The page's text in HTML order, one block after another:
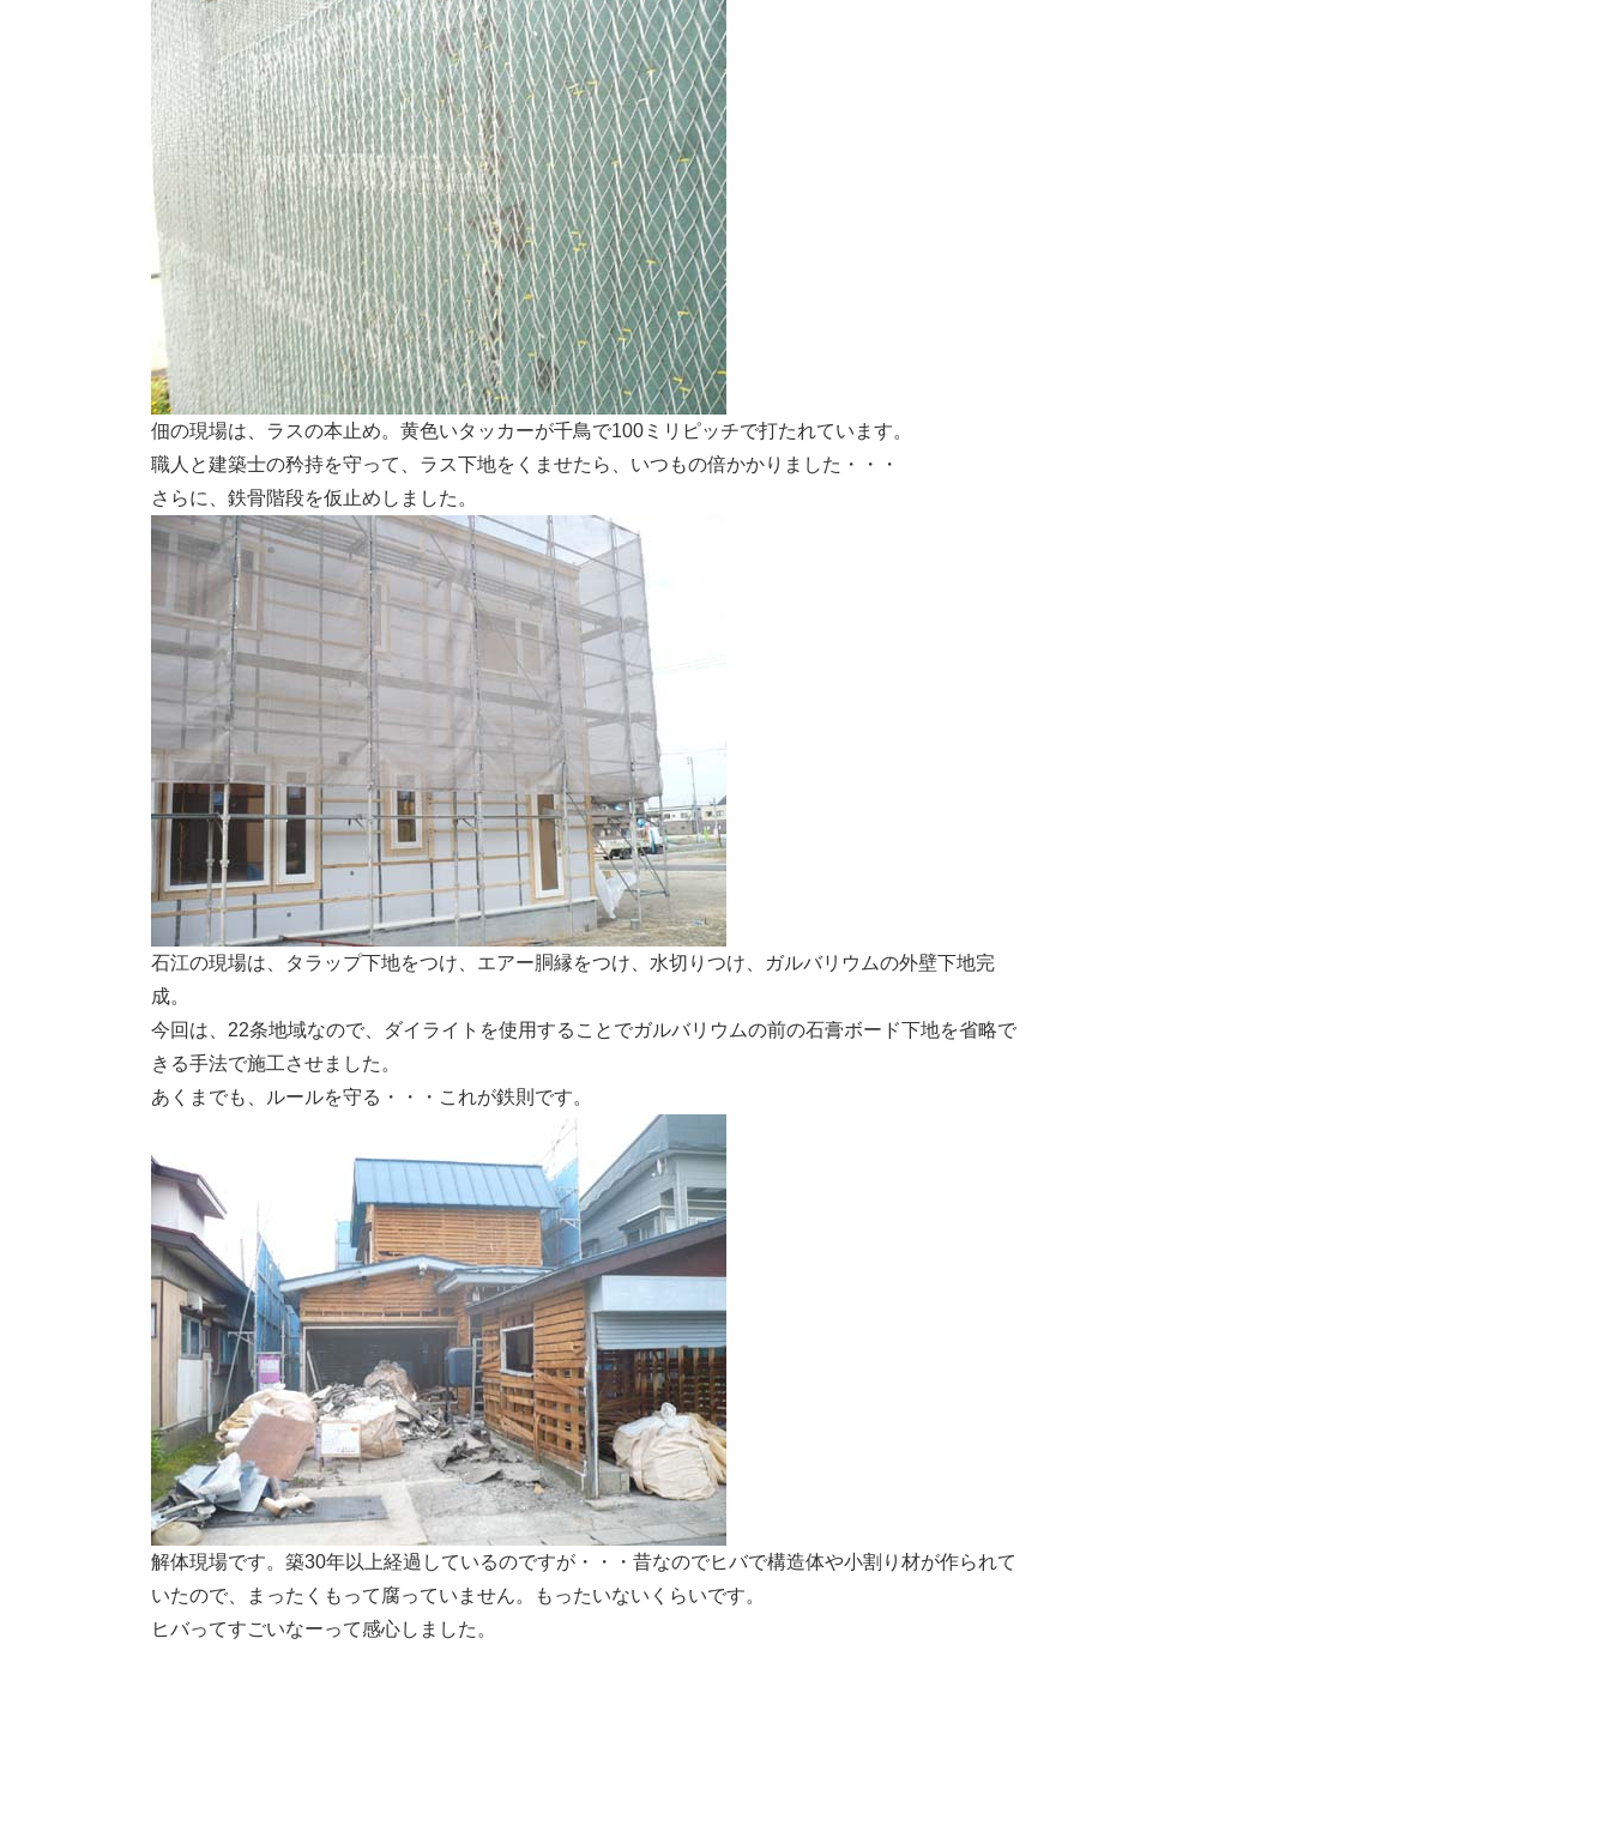
佃の現場は、ラスの本止め。黄色いタッカーが千鳥で100ミリピッチで打たれています。
職人と建築士の矜持を守って、ラス下地をくませたら、いつもの倍かかりました・・・
さらに、鉄骨階段を仮止めしました。
石江の現場は、タラップ下地をつけ、エアー胴縁をつけ、水切りつけ、ガルバリウムの外壁下地完
成。
今回は、22条地域なので、ダイライトを使用することでガルバリウムの前の石膏ボード下地を省略で
きる手法で施工させました。
あくまでも、ルールを守る・・・これが鉄則です。
解体現場です。築30年以上経過しているのですが・・・昔なのでヒバで構造体や小割り材が作られて
いたので、まったくもって腐っていません。もったいないくらいです。
ヒバってすごいなーって感心しました。